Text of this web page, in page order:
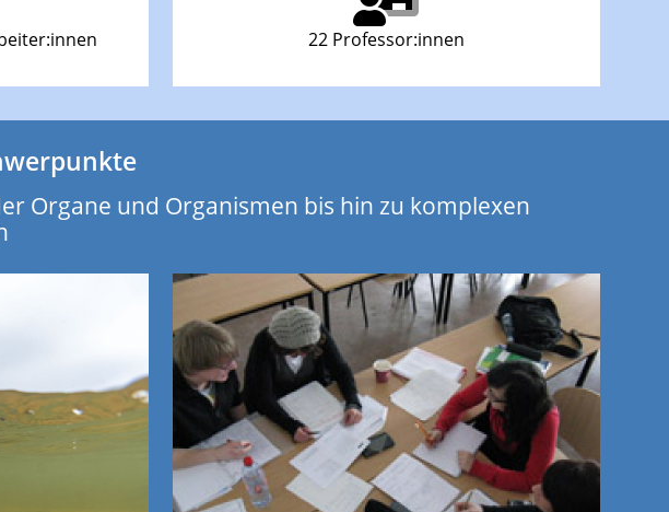
22 Professor:innen
Organe und Organismen bis hin zu komplexen